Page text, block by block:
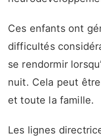
Ces enfants ont
difficultés
se rendormir
nuit. Cela peut
et toute la famille.
Les lignes